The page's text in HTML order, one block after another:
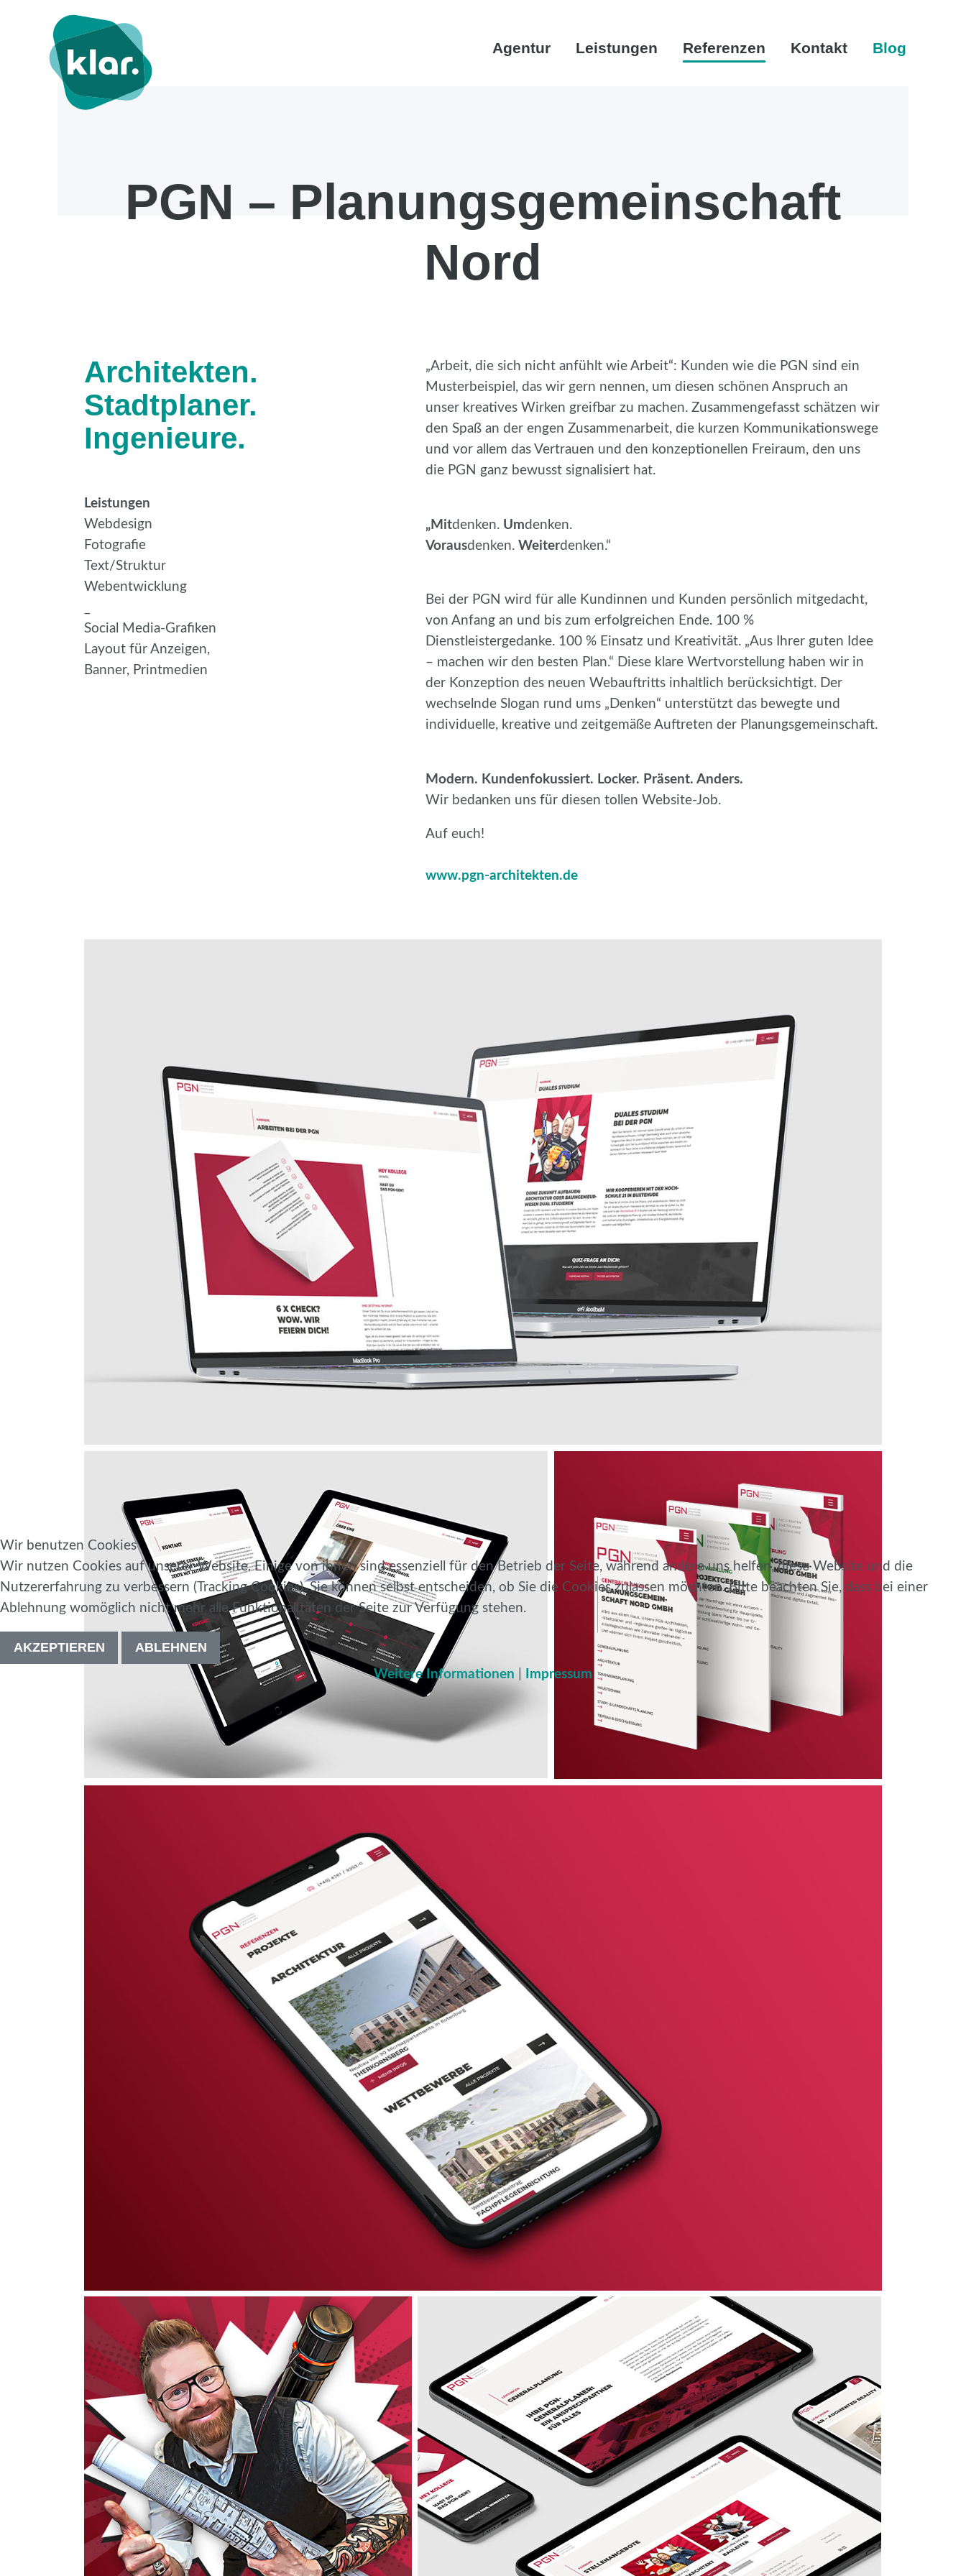
Agentur Leistungen Referenzen Kontakt Blog
PGN – Planungsgemeinschaft
Nord
Architekten.
Stadtplaner.
Ingenieure.
Leistungen
Webdesign
Fotografie
Text/Struktur
Webentwicklung
Social Media-Grafiken
Layout für Anzeigen,
Banner, Printmedien
„Arbeit, die sich nicht anfühlt wie Arbeit“: Kunden wie die PGN sind ein
Musterbeispiel, das wir gern nennen, um diesen schönen Anspruch an
unser kreatives Wirken greifbar zu machen. Zusammengefasst schätzen wir
den Spaß an der engen Zusammenarbeit, die kurzen Kommunikationswege
und vor allem das Vertrauen und den konzeptionellen Freiraum, den uns
die PGN ganz bewusst signalisiert hat.
„Mitdenken. Umdenken.
Vorausdenken. Weiterdenken.“
Bei der PGN wird für alle Kundinnen und Kunden persönlich mitgedacht,
von Anfang an und bis zum erfolgreichen Ende. 100 %
Dienstleistergedanke. 100 % Einsatz und Kreativität. „Aus Ihrer guten Idee
– machen wir den besten Plan.“ Diese klare Wertvorstellung haben wir in
der Konzeption des neuen Webauftritts inhaltlich berücksichtigt. Der
wechselnde Slogan rund ums „Denken“ unterstützt das bewegte und
individuelle, kreative und zeitgemäße Auftreten der Planungsgemeinschaft.
Modern. Kundenfokussiert. Locker. Präsent. Anders.
Wir bedanken uns für diesen tollen Website-Job.
Auf euch!
www.pgn-architekten.de
Wir benutzen Cookies
Wir nutzen Cookies auf unserer Website. Einige von ihnen sind essenziell für den Betrieb der Seite, während andere uns helfen, diese Website und die
Nutzererfahrung zu verbessern (Tracking Cookies). Sie können selbst entscheiden, ob Sie die Cookies zulassen möchten. Bitte beachten Sie, dass bei einer
Ablehnung womöglich nicht mehr alle Funktionalitäten der Seite zur Verfügung stehen.
AKZEPTIEREN
ABLEHNEN
Weitere Informationen
Impressum